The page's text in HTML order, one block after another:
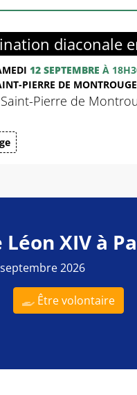
diaconale
12 SEPTEMBRE À
PIERRE DE MONTROUGE
Pierre de
XIV à
2026
Être volontaire